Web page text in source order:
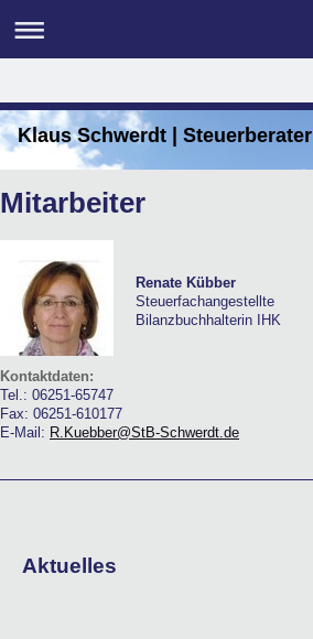
Klaus Schwerdt | Steuerberater
Mitarbeiter
Renate Kübber
Steuerfachangestellte
Bilanzbuchhalterin IHK
Kontaktdaten:
Tel.: 06251-65747
Fax: 06251-610177
E-Mail: R.Kuebber@StB-Schwerdt.de
Aktuelles